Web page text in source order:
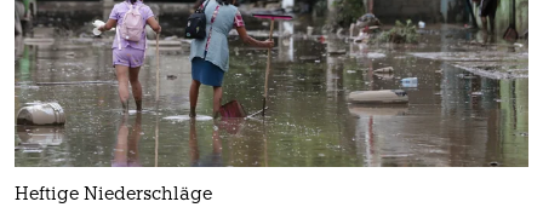
Heftige Niederschläge